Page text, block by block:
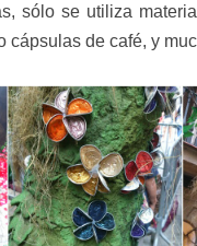
sólo se utiliza
cápsulas de café, y